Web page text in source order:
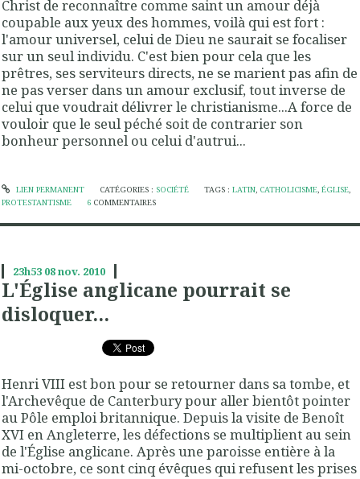
Christ de reconnaître comme saint un amour déjà
coupable aux yeux des hommes, voilà qui est fort :
l'amour universel, celui de Dieu ne saurait se focaliser
sur un seul individu. C'est bien pour cela que les
prêtres, ses serviteurs directs, ne se marient pas afin de
ne pas verser dans un amour exclusif, tout inverse de
celui que voudrait délivrer le christianisme...A force de
vouloir que le seul péché soit de contrarier son
bonheur personnel ou celui d'autrui...
LIEN PERMANENT CATÉGORIES : SOCIÉTÉ TAGS :LATIN, CATHOLICISME,ÉGLISE,
PROTESTANTISME
6 COMMENTAIRES
23h53 08nov. 2010
L'Église anglicane pourrait se
disloquer...
Henri VIII est bon pour se retourner dans sa tombe, et
l'Archevêque de Canterbury pour aller bientôt pointer
au Pôle emploi britannique. Depuis la visite de Benoît
XVI en Angleterre, les défections se multiplient au sein
de l'Église anglicane. Après une paroisse entière à la
mi-octobre, ce sont cinq évêques qui refusent les prises